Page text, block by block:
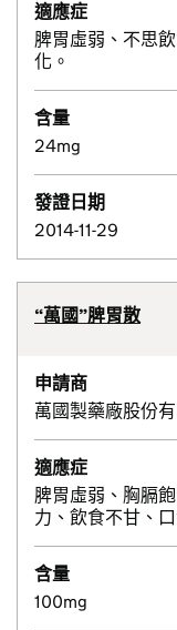
適應症
脾胃虛弱、不思
化。
含量
24mg
發證日期
2014-11-29
“萬國”脾胃散
申請商
萬國製藥廠股份
適應症
脾胃虛弱、胸膈
力、飲食不甘、
含量
100mg